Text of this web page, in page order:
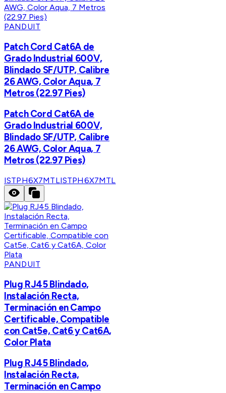
PANDUIT
Patch Cord Cat6A de
Grado Industrial 600V,
Blindado SF/UTP, Calibre
26 AWG, Color Aqua, 7
Metros (22.97 Pies)
Patch Cord Cat6A de
Grado Industrial 600V,
Blindado SF/UTP, Calibre
26 AWG, Color Aqua, 7
Metros (22.97 Pies)
ISTPH6X7MTLISTPH6X7MTL
PANDUIT
Plug RJ45 Blindado,
Instalación Recta,
Terminación en Campo
Certificable, Compatible
con Cat5e, Cat6 y Cat6A,
Color Plata
Plug RJ45 Blindado,
Instalación Recta,
Terminación en Campo